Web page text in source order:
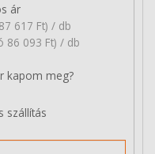
ár
617 Ft) / db
86 093 Ft) / db
kapom meg?
szállítás